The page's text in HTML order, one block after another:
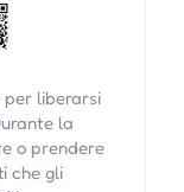
per liberarsi
la
o prendere
che gli